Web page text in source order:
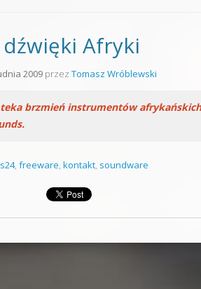
Kontakt 5 Kompendium
Pakiety
Afryki
2009 przez Tomasz Wróblewski
brzmień instrumentów
, freeware, kontakt, soundware